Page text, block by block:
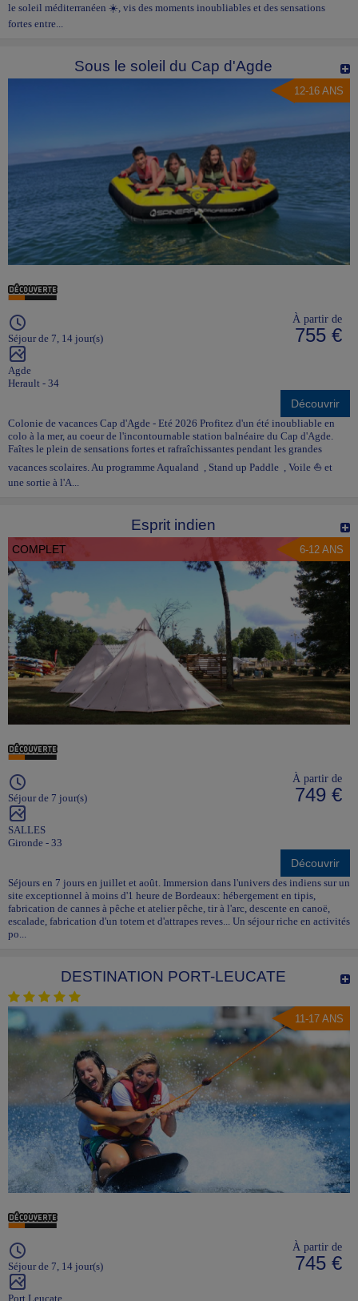
le soleil méditerranéen ☀️, vis des moments inoubliables et des sensations
fortes entre...
Sous le soleil du Cap d'Agde
12-16 ANS
Séjour de 7, 14 jour(s)
Agde
Herault - 34
À partir de
755 €
Découvrir
Colonie de vacances Cap d'Agde - Eté 2026 Profitez d'un été inoubliable en
colo à la mer, au coeur de l'incontournable station balnéaire du Cap d'Agde.
Faîtes le plein de sensations fortes et rafraîchissantes pendant les grandes
vacances scolaires. Au programme Aqualand , Stand up Paddle , Voile ⛵ et
une sortie à l'A...
Esprit indien
COMPLET 6-12 ANS
Séjour de 7 jour(s)
SALLES
Gironde - 33
À partir de
749 €
Découvrir
Séjours en 7 jours en juillet et août. Immersion dans l'univers des indiens sur un
site exceptionnel à moins d'1 heure de Bordeaux: hébergement en tipis,
fabrication de cannes à pêche et atelier pêche, tir à l'arc, descente en canoë,
escalade, fabrication d'un totem et d'attrapes reves... Un séjour riche en activités
po...
DESTINATION PORT-LEUCATE
11-17 ANS
Séjour de 7, 14 jour(s)
Port Leucate
À partir de
745 €